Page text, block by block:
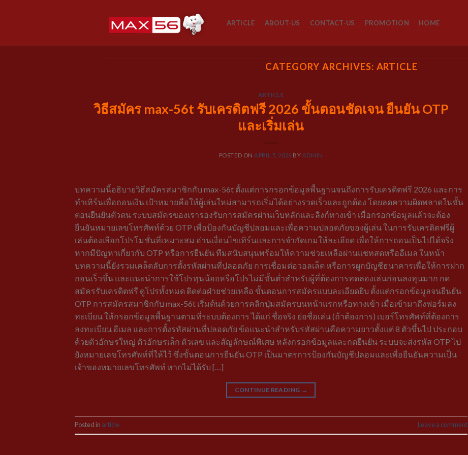
ARTICLE ABOUT-US CONTACT-US PROMOTION HOME
CATEGORY ARCHIVES: ARTICLE
ARTICLE
วิธีสมัคร max-56t รับเครดิตฟรี 2026 ขั้นตอนชัดเจน ยืนยัน OTP
และเริ่มเล่น
POSTED ONAPRIL 5, 2026 BY ADMIN
บทความนี้อธิบายวิธีสมัครสมาชิกกับ max-56t ตั้งแต่การกรอกข้อมูลพื้นฐานจนถึงการรับเครดิตฟรี 2026 และการ
ทำเทิร์นเพื่อถอนเงิน เป้าหมายคือให้ผู้เล่นใหม่สามารถเริ่มได้อย่างรวดเร็วและถูกต้อง โดยลดความผิดพลาดในขั้น
ตอนยืนยันตัวตน ระบบสมัครของเรารองรับการสมัครผ่านเว็บหลักและลิงก์ทางเข้า เมื่อกรอกข้อมูลแล้วจะต้อง
ยืนยันหมายเลขโทรศัพท์ด้วย OTP เพื่อป้องกันบัญชีปลอมและเพื่อความปลอดภัยของผู้เล่น ในการรับเครดิตฟรีผู้
เล่นต้องเลือกโปรโมชั่นที่เหมาะสม อ่านเงื่อนไขเทิร์นและการจำกัดเกมให้ละเอียด เพื่อให้การถอนเป็นไปได้จริง
หากมีปัญหาเกี่ยวกับ OTP หรือการยืนยัน ทีมสนับสนุนพร้อมให้ความช่วยเหลือผ่านแชทสดหรืออีเมล ในหน้า
บทความนี้ยังรวมเคล็ดลับการตั้งรหัสผ่านที่ปลอดภัย การเชื่อมต่อวอลเล็ต หรือการผูกบัญชีธนาคารเพื่อให้การฝาก
ถอนเร็วขึ้น และแนะนำการใช้โปรทุนน้อยหรือโปรไม่มีขั้นต่ำสำหรับผู้ที่ต้องการทดลองเล่นก่อนลงทุนมาก กด
สมัครรับเครดิตฟรี ดูโปรทั้งหมด ติดต่อฝ่ายช่วยเหลือ ขั้นตอนการสมัครแบบละเอียดยิบ ตั้งแต่กรอกข้อมูลจนยืนยัน
OTP การสมัครสมาชิกกับ max-56t เริ่มต้นด้วยการคลิกปุ่มสมัครบนหน้าแรกหรือทางเข้า เมื่อเข้ามาถึงฟอร์มลง
ทะเบียน ให้กรอกข้อมูลพื้นฐานตามที่ระบบต้องการ ได้แก่ ชื่อจริง ย่อชื่อเล่น (ถ้าต้องการ) เบอร์โทรศัพท์ที่ต้องการ
ลงทะเบียน อีเมล และการตั้งรหัสผ่านที่ปลอดภัย ข้อแนะนำสำหรับรหัสผ่านคือความยาวตั้งแต่ 8 ตัวขึ้นไป ประกอบ
ด้วยตัวอักษรใหญ่ ตัวอักษรเล็ก ตัวเลข และสัญลักษณ์พิเศษ หลังกรอกข้อมูลและกดยืนยัน ระบบจะส่งรหัส OTP ไป
ยังหมายเลขโทรศัพท์ที่ให้ไว้ ซึ่งขั้นตอนการยืนยัน OTP เป็นมาตรการป้องกันบัญชีปลอมและเพื่อยืนยันความเป็น
เจ้าของหมายเลขโทรศัพท์ หากไม่ได้รับ […]
CONTINUE READING →
Posted in article Leave a comment